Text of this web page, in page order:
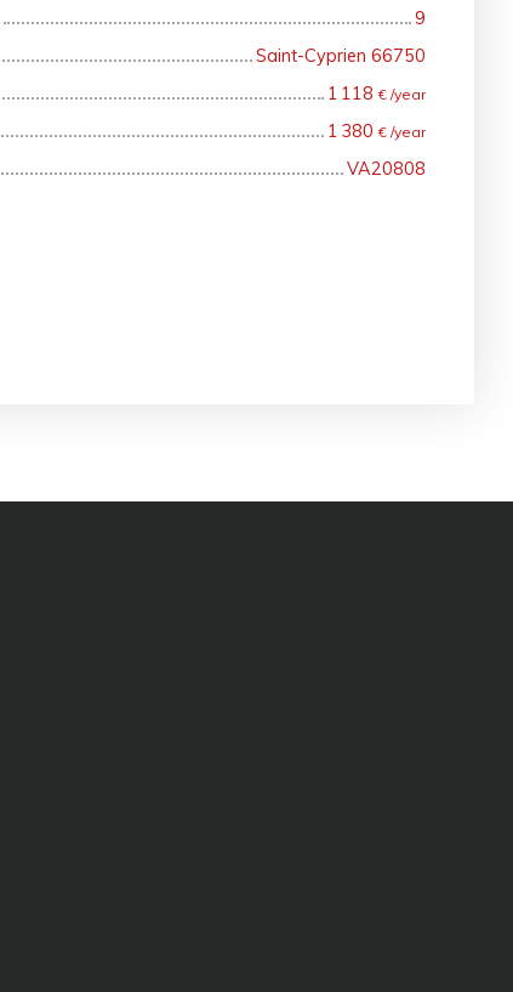
9
Saint-Cyprien 66750
1 118€ /year
1 380€ /year
VA20808